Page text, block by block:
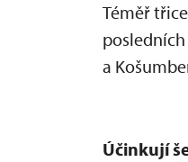
Téměř
a
Účinkují